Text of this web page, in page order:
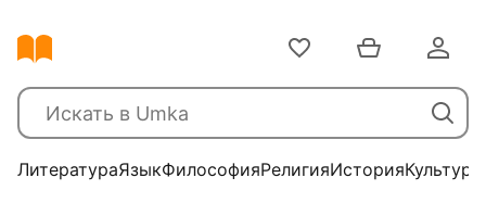
ЛитератураЯзыкФилософияРелигияИсторияКультура